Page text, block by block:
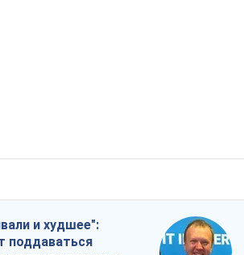
и худшее":
поддаваться